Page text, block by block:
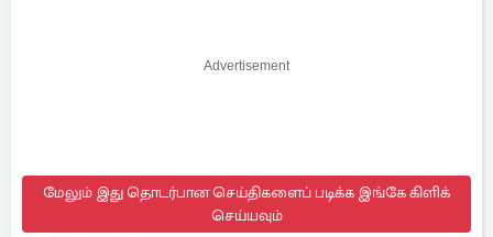
Advertisement
மேலும் இது தொடர்பான செய்திகளைப் படிக்க இங்கே கிளிக்
செய்யவும்